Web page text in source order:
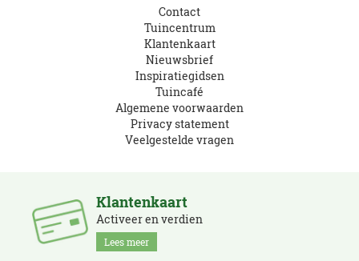
Contact
Tuincentrum
Klantenkaart
Nieuwsbrief
Inspiratiegidsen
Tuincafé
Algemene voorwaarden
Privacy statement
Veelgestelde vragen
Klantenkaart
Activeer en verdien
Lees meer